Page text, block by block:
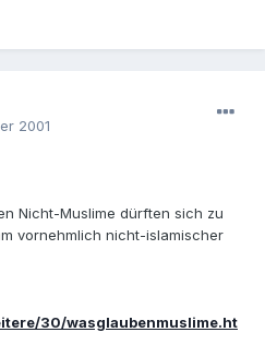
2001
Nicht-Muslime dürften sich zu
vornehmlich nicht-islamischer
30/wasglaubenmuslime.ht